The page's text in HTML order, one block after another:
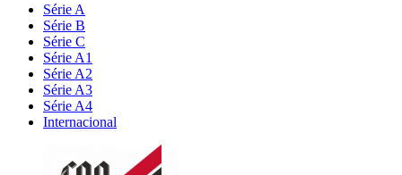
Série A
Série B
Série C
Série A1
Série A2
Série A3
Série A4
Internacional